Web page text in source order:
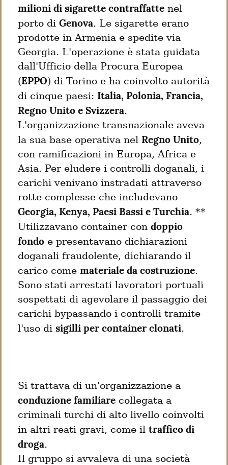
milioni di sigarette contraffatte nel
porto di Genova. Le sigarette erano
prodotte in Armenia e spedite via
Georgia. L'operazione è stata guidata
dall'Ufficio della Procura Europea
(EPPO) di Torino e ha coinvolto autorità
di cinque paesi: Italia, Polonia, Francia,
Regno Unito e Svizzera.
L'organizzazione transnazionale aveva
la sua base operativa nel Regno Unito,
con ramificazioni in Europa, Africa e
Asia. Per eludere i controlli doganali, i
carichi venivano instradati attraverso
Georgia, Kenya, Paesi Bassi e Turchia. **
Utilizzavano container con doppio
fondo e presentavano dichiarazioni
doganali fraudolente, dichiarando il
carico come materiale da costruzione.
Sono stati arrestati lavoratori portuali
sospettati di agevolare il passaggio dei
carichi bypassando i controlli tramite
l'uso di sigilli per container clonati.
conduzione familiare collegata a
criminali turchi di alto livello coinvolti
in altri reati gravi, come il traffico di
droga.
Il gruppo si avvaleva di una società